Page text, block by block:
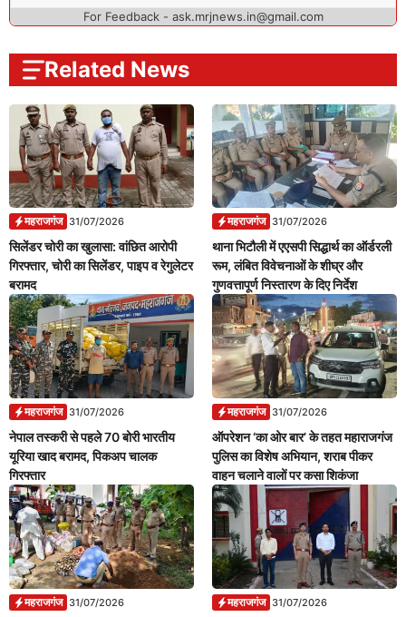
For Feedback - ask.mrjnews.in@gmail.com
Related News
महराजगंज 31/07/2026
सिलेंडर चोरी का खुलासा: वांछित आरोपी
गिरफ्तार, चोरी का सिलेंडर, पाइप व रेगुलेटर
बरामद
महराजगंज 31/07/2026
थाना भिटौली में एएसपी सिद्धार्थ का ऑर्डरली
रूम, लंबित विवेचनाओं के शीघ्र और
गुणवत्तापूर्ण निस्तारण के दिए निर्देश
महराजगंज 31/07/2026
नेपाल तस्करी से पहले 70 बोरी भारतीय
यूरिया खाद बरामद, पिकअप चालक
गिरफ्तार
महराजगंज 31/07/2026
ऑपरेशन ‘का ओर बार’ के तहत महाराजगंज
पुलिस का विशेष अभियान, शराब पीकर
वाहन चलाने वालों पर कसा शिकंजा
महराजगंज 31/07/2026 महराजगंज 31/07/2026